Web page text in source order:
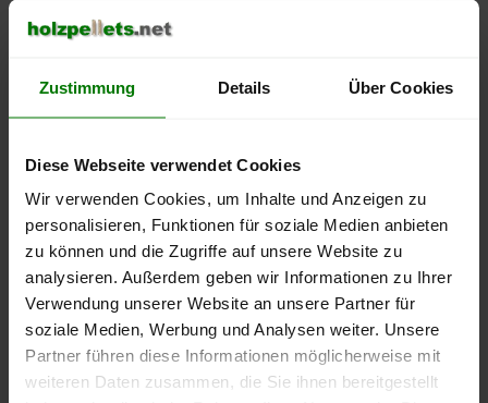
Zustimmung Details Über Cookies
Diese Webseite verwendet Cookies
Wir verwenden Cookies, um Inhalte und Anzeigen zu
personalisieren, Funktionen für soziale Medien anbieten
zu können und die Zugriffe auf unsere Website zu
analysieren. Außerdem geben wir Informationen zu Ihrer
Verwendung unserer Website an unsere Partner für
soziale Medien, Werbung und Analysen weiter. Unsere
Partner führen diese Informationen möglicherweise mit
weiteren Daten zusammen, die Sie ihnen bereitgestellt
lose Ware Sackware
September
Januar
Mai
250 €
300 €
Die aktuelle Preisentwicklung für Holzpellets in Deutschland
können Sie jederzeit auf unsererPelletspreise-Seite
nachvollziehen.